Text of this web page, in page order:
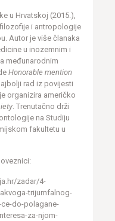
u Hrvatskoj (2015.),
i antropologije
Autor je više članaka
u inozemnim i
međunarodnim
Honorable mention
rad iz povijesti
organizira američko
. Trenutačno drži
na Studiju
fakultetu u
zadar/4-
trijumfalnog-
do-polagane-
za-njom-